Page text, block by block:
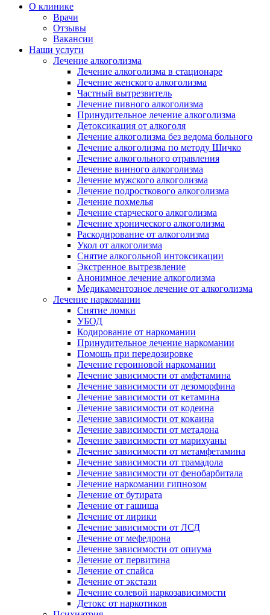
О клинике
Врачи
Отзывы
Вакансии
Наши услуги
Лечение алкоголизма
Лечение алкоголизма в стационаре
Лечение женского алкоголизма
Частный вытрезвитель
Лечение пивного алкоголизма
Принудительное лечение алкоголизма
Детоксикация от алкоголя
Лечение алкоголизма без ведома больного
Лечение алкоголизма по методу Шичко
Лечение алкогольного отравления
Лечение винного алкоголизма
Лечение мужского алкоголизма
Лечение подросткового алкоголизма
Лечение похмелья
Лечение старческого алкоголизма
Лечение хронического алкоголизма
Раскодирование от алкоголизма
Укол от алкоголизма
Снятие алкогольной интоксикации
Экстренное вытрезвление
Анонимное лечение алкоголизма
Медикаментозное лечение от алкоголизма
Лечение наркомании
Снятие ломки
УБОД
Кодирование от наркомании
Принудительное лечение наркомании
Помощь при передозировке
Лечение героиновой наркомании
Лечение зависимости от амфетамина
Лечение зависимости от дезоморфина
Лечение зависимости от кетамина
Лечение зависимости от кодеина
Лечение зависимости от кокаина
Лечение зависимости от метадона
Лечение зависимости от марихуаны
Лечение зависимости от метамфетамина
Лечение зависимости от трамадола
Лечение зависимости от фенобарбитала
Лечение наркомании гипнозом
Лечение от бутирата
Лечение от гашиша
Лечение от лирики
Лечение зависимости от ЛСД
Лечение от мефедрона
Лечение зависимости от опиума
Лечение от первитина
Лечение от спайса
Лечение от экстази
Лечение солевой наркозависимости
Детокс от наркотиков